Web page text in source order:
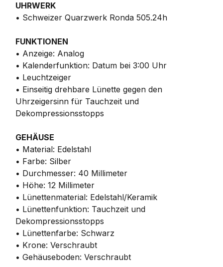
UHRWERK
• Schweizer Quarzwerk Ronda 505.24h
FUNKTIONEN
• Anzeige: Analog
• Kalenderfunktion: Datum bei 3:00 Uhr
• Leuchtzeiger
• Einseitig drehbare Lünette gegen den
Uhrzeigersinn für Tauchzeit und
Dekompressionsstopps
GEHÄUSE
• Material: Edelstahl
• Farbe: Silber
• Durchmesser: 40 Millimeter
• Höhe: 12 Millimeter
• Lünettenmaterial: Edelstahl/Keramik
• Lünettenfunktion: Tauchzeit und
Dekompressionsstopps
• Lünettenfarbe: Schwarz
• Krone: Verschraubt
• Gehäuseboden: Verschraubt